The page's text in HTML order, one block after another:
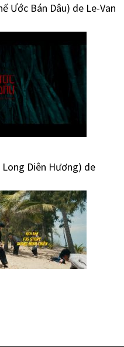
Ước Bán Dâu) de Le-Van
Long Diên Hương) de